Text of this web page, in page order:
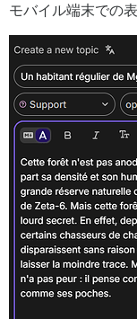
モバイル端末での